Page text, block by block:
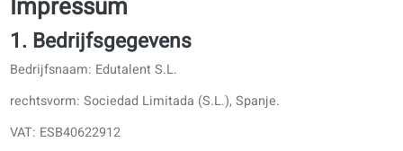
Impressum
1. Bedrijfsgegevens
Bedrijfsnaam: Edutalent S.L.
rechtsvorm: Sociedad Limitada (S.L.), Spanje.